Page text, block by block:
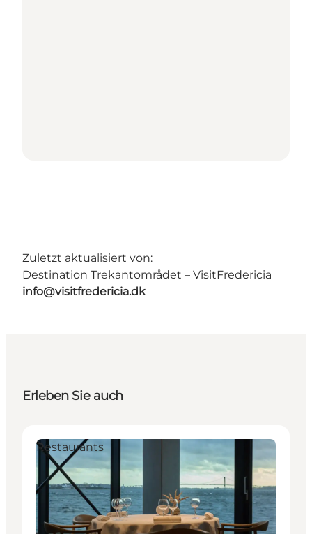
Zuletzt aktualisiert von:
Destination Trekantområdet – VisitFredericia
info@visitfredericia.dk
Erleben Sie auch
Restaurants